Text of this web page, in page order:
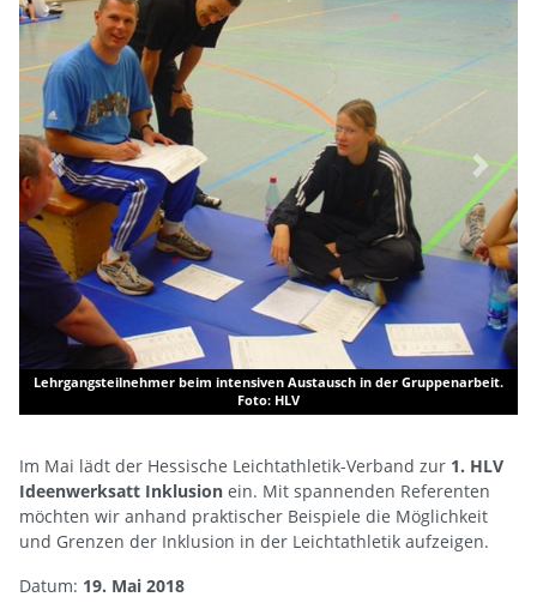
Lehrgangsteilnehmer beim intensiven Austausch in der Gruppenarbeit.
Foto: HLV
Previous Next
Im Mai lädt der Hessische Leichtathletik-Verband zur 1. HLV
Ideenwerksatt Inklusion ein. Mit spannenden Referenten
möchten wir anhand praktischer Beispiele die Möglichkeit
und Grenzen der Inklusion in der Leichtathletik aufzeigen.
Datum: 19. Mai 2018